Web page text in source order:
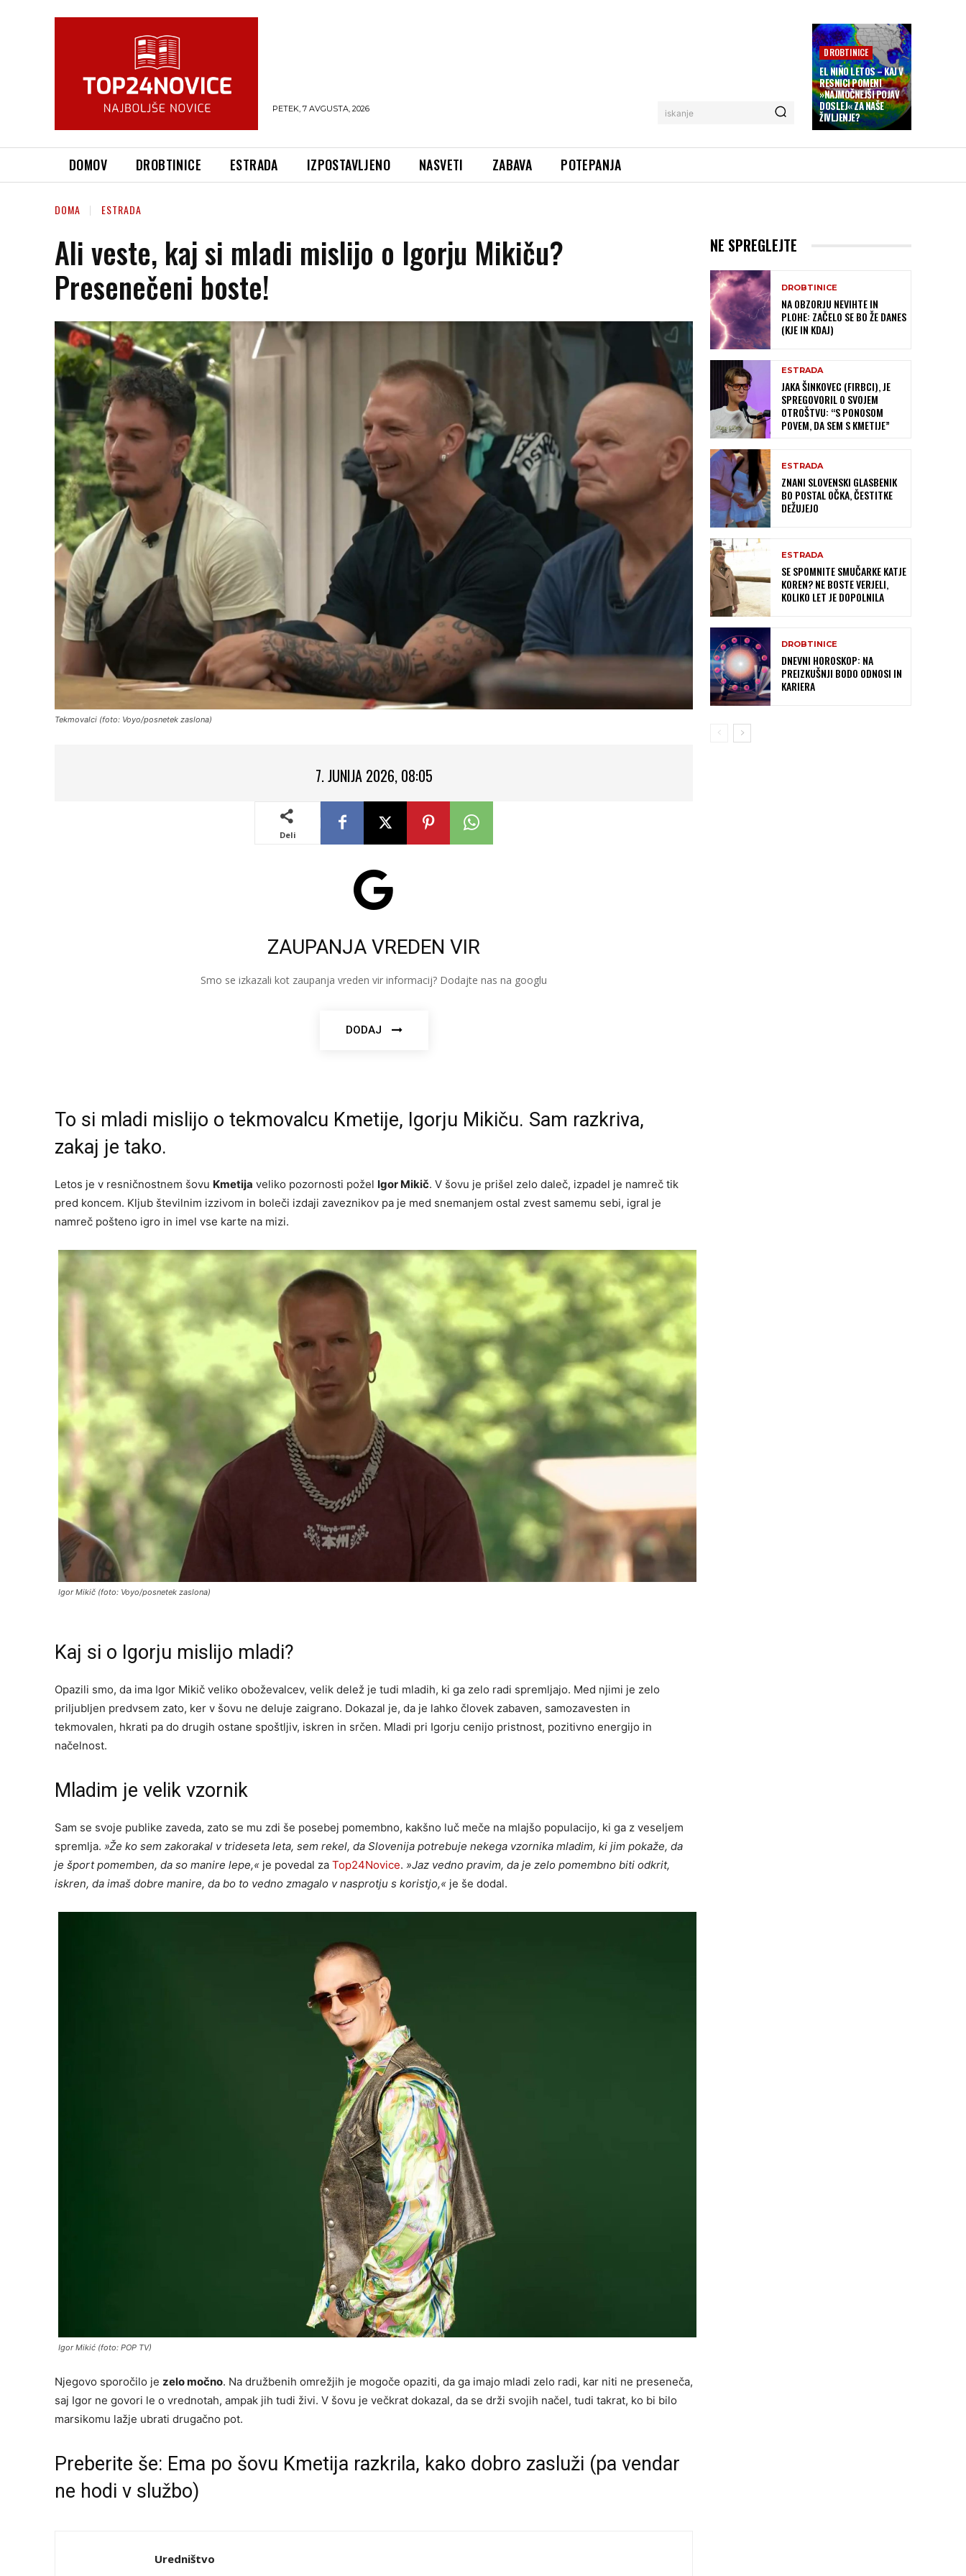
PETEK, 7 AVGUSTA, 2026 iskanje
DROBTINICE
EL NIÑO LETOS – KAJ V
RESNICI POMENI
»NAJMOČNEJŠI POJAV
DOSLEJ« ZA NAŠE
ŽIVLJENJE?
DOMOV DROBTINICE ESTRADA IZPOSTAVLJENO NASVETI ZABAVA POTEPANJA
DOMA ESTRADA
Ali veste, kaj si mladi mislijo o Igorju Mikiču?
Presenečeni boste!
Tekmovalci (foto: Voyo/posnetek zaslona)
7. JUNIJA 2026, 08:05
Deli
ZAUPANJA VREDEN VIR
Smo se izkazali kot zaupanja vreden vir informacij? Dodajte nas na googlu
DODAJ
To si mladi mislijo o tekmovalcu Kmetije, Igorju Mikiču. Sam razkriva,
zakaj je tako.
Letos je v resničnostnem šovu Kmetija veliko pozornosti požel Igor Mikič. V šovu je prišel zelo daleč, izpadel je namreč tik
pred koncem. Kljub številnim izzivom in boleči izdaji zaveznikov pa je med snemanjem ostal zvest samemu sebi, igral je
namreč pošteno igro in imel vse karte na mizi.
Igor Mikič (foto: Voyo/posnetek zaslona)
Kaj si o Igorju mislijo mladi?
Opazili smo, da ima Igor Mikič veliko oboževalcev, velik delež je tudi mladih, ki ga zelo radi spremljajo. Med njimi je zelo
priljubljen predvsem zato, ker v šovu ne deluje zaigrano. Dokazal je, da je lahko človek zabaven, samozavesten in
tekmovalen, hkrati pa do drugih ostane spoštljiv, iskren in srčen. Mladi pri Igorju cenijo pristnost, pozitivno energijo in
načelnost.
Mladim je velik vzornik
Sam se svoje publike zaveda, zato se mu zdi še posebej pomembno, kakšno luč meče na mlajšo populacijo, ki ga z veseljem
spremlja. »Že ko sem zakorakal v trideseta leta, sem rekel, da Slovenija potrebuje nekega vzornika mladim, ki jim pokaže, da
je šport pomemben, da so manire lepe,« je povedal za Top24Novice. »Jaz vedno pravim, da je zelo pomembno biti odkrit,
iskren, da imaš dobre manire, da bo to vedno zmagalo v nasprotju s koristjo,« je še dodal.
Igor Mikić (foto: POP TV)
Njegovo sporočilo je zelo močno. Na družbenih omrežjih je mogoče opaziti, da ga imajo mladi zelo radi, kar niti ne preseneča,
saj Igor ne govori le o vrednotah, ampak jih tudi živi. V šovu je večkrat dokazal, da se drži svojih načel, tudi takrat, ko bi bilo
marsikomu lažje ubrati drugačno pot.
Preberite še: Ema po šovu Kmetija razkrila, kako dobro zasluži (pa vendar
ne hodi v službo)
Uredništvo
NE SPREGLEJTE
DROBTINICE
NA OBZORJU NEVIHTE IN
PLOHE: ZAČELO SE BO ŽE DANES
(KJE IN KDAJ)
ESTRADA
JAKA ŠINKOVEC (FIRBCI), JE
SPREGOVORIL O SVOJEM
OTROŠTVU: “S PONOSOM
POVEM, DA SEM S KMETIJE”
ESTRADA
ZNANI SLOVENSKI GLASBENIK
BO POSTAL OČKA, ČESTITKE
DEŽUJEJO
ESTRADA
SE SPOMNITE SMUČARKE KATJE
KOREN? NE BOSTE VERJELI,
KOLIKO LET JE DOPOLNILA
DROBTINICE
DNEVNI HOROSKOP: NA
PREIZKUŠNJI BODO ODNOSI IN
KARIERA